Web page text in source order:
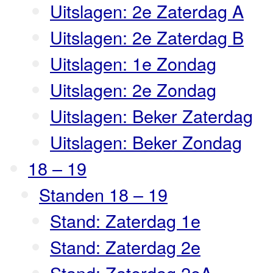
Uitslagen: 2e Zaterdag A
Uitslagen: 2e Zaterdag B
Uitslagen: 1e Zondag
Uitslagen: 2e Zondag
Uitslagen: Beker Zaterdag
Uitslagen: Beker Zondag
18 – 19
Standen 18 – 19
Stand: Zaterdag 1e
Stand: Zaterdag 2e